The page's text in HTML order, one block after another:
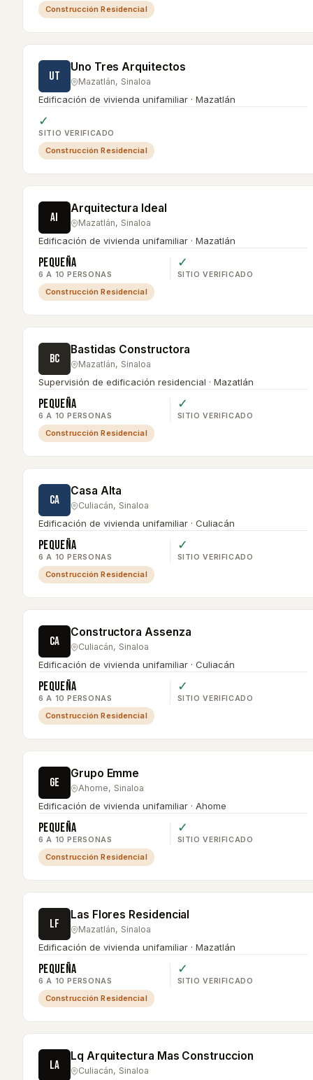
Construcción Residencial
UT
Uno Tres Arquitectos
Mazatlán, Sinaloa
Edificación de vivienda unifamiliar · Mazatlán
✓
SITIO VERIFICADO
Construcción Residencial
AI
Arquitectura Ideal
Mazatlán, Sinaloa
Edificación de vivienda unifamiliar · Mazatlán
Pequeña
6 A 10 PERSONAS
✓
SITIO VERIFICADO
Construcción Residencial
BC
Bastidas Constructora
Mazatlán, Sinaloa
Supervisión de edificación residencial · Mazatlán
Pequeña
6 A 10 PERSONAS
✓
SITIO VERIFICADO
Construcción Residencial
CA
Casa Alta
Culiacán, Sinaloa
Edificación de vivienda unifamiliar · Culiacán
Pequeña
6 A 10 PERSONAS
✓
SITIO VERIFICADO
Construcción Residencial
CA
Constructora Assenza
Culiacán, Sinaloa
Edificación de vivienda unifamiliar · Culiacán
Pequeña
6 A 10 PERSONAS
✓
SITIO VERIFICADO
Construcción Residencial
GE
Grupo Emme
Ahome, Sinaloa
Edificación de vivienda unifamiliar · Ahome
Pequeña
6 A 10 PERSONAS
✓
SITIO VERIFICADO
Construcción Residencial
LF
Las Flores Residencial
Mazatlán, Sinaloa
Edificación de vivienda unifamiliar · Mazatlán
Pequeña
6 A 10 PERSONAS
✓
SITIO VERIFICADO
Construcción Residencial
LA
Lq Arquitectura Mas Construccion
Culiacán, Sinaloa